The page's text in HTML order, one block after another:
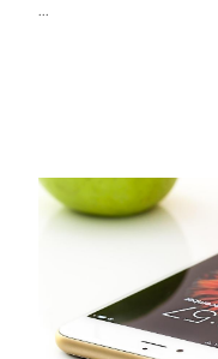
...